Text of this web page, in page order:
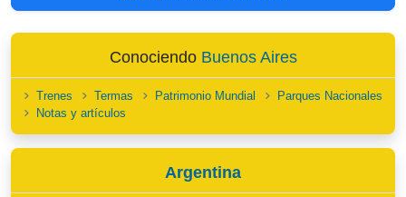
Conociendo Buenos Aires
Trenes Termas Patrimonio Mundial
Parques Nacionales
Notas y artículos
Argentina